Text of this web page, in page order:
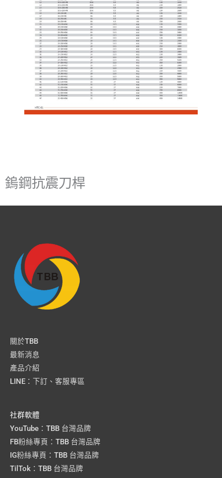
鎢鋼抗震刀桿
關於TBB
最新消息
產品介紹
LINE：下訂、客服專區
社群軟體
YouTube：TBB 台灣品牌
FB粉絲專頁：TBB 台灣品牌
IG粉絲專頁：TBB 台灣品牌
TilTok：TBB 台灣品牌